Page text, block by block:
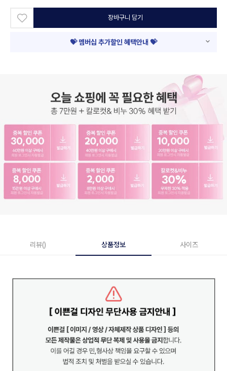
장바구니 담기
💝 멤버십 추가할인 혜택안내 💝
리뷰() 상품정보 사이즈